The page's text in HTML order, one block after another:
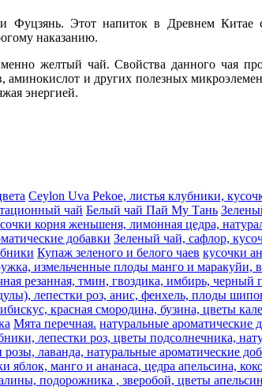
Фуцзянь. Этот напиток в Древнем Китае
наказанию.
желтый чай. Свойства данного чая
и других полезных
энергией.
Ceylon Uva Pekoe, листья клубники,
чай Белый чай Пай Му Тань
корня женьшеня, лимонная цедра,
добавки Зеленый чай, сафлор,
Купаж зеленого и белого чаев кусочки
измельченные плоды манго и маракуйи,
резанная, тмин, гвоздика, имбирь, черный
лепестки роз, анис, фенхель, плоды
красная смородина, бузина, цветы
Мята перечная. натуральные ароматические
лепестки роз, цветы подсолнечника,
лаванда, натуральные ароматические
манго и ананаса, цедра апельсина,
подорожника , зверобой, цветы